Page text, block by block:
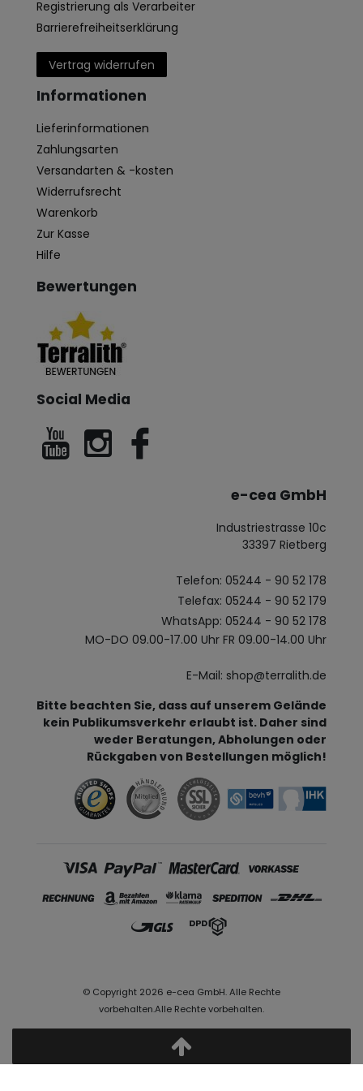
Registrierung als Verarbeiter
Barrierefreiheitserklärung
Vertrag widerrufen
Informationen
Lieferinformationen
Zahlungsarten
Versandarten & -kosten
Widerrufsrecht
Warenkorb
Zur Kasse
Hilfe
Bewertungen
Social Media
e-cea GmbH
Industriestrasse 10c
33397 Rietberg
Telefon: 05244 - 90 52 178
Telefax: 05244 - 90 52 179
WhatsApp: 05244 - 90 52 178
MO-DO 09.00-17.00 Uhr FR 09.00-14.00 Uhr
E-Mail: shop@terralith.de
Bitte beachten Sie, dass auf unserem Gelände
kein Publikumsverkehr erlaubt ist. Daher sind
weder Beratungen, Abholungen oder
Rückgaben von Bestellungen möglich!
© Copyright 2026 e-cea GmbH. Alle Rechte
vorbehalten.Alle Rechte vorbehalten.